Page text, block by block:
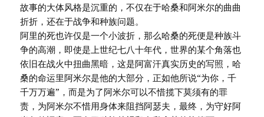
故事的大体风格是沉重的，不仅在于哈桑和阿米尔的曲曲
折折，还在于战争和种族问题。
阿里的死也许仅是一个小波折，那么哈桑的死便是种族斗
争的高潮，即使是上世纪七八十年代，世界的某个角落也
依旧在战火中扭曲黑暗，这是阿富汗真实历史的写照，哈
桑的命运里阿米尔是他的大部分，正如他所说“为你，千
千万万遍”，而是为了阿米尔可以不惜揽下莫须有的罪
责，为阿米尔不惜用身体来阻挡阿瑟夫，最终，为守好阿